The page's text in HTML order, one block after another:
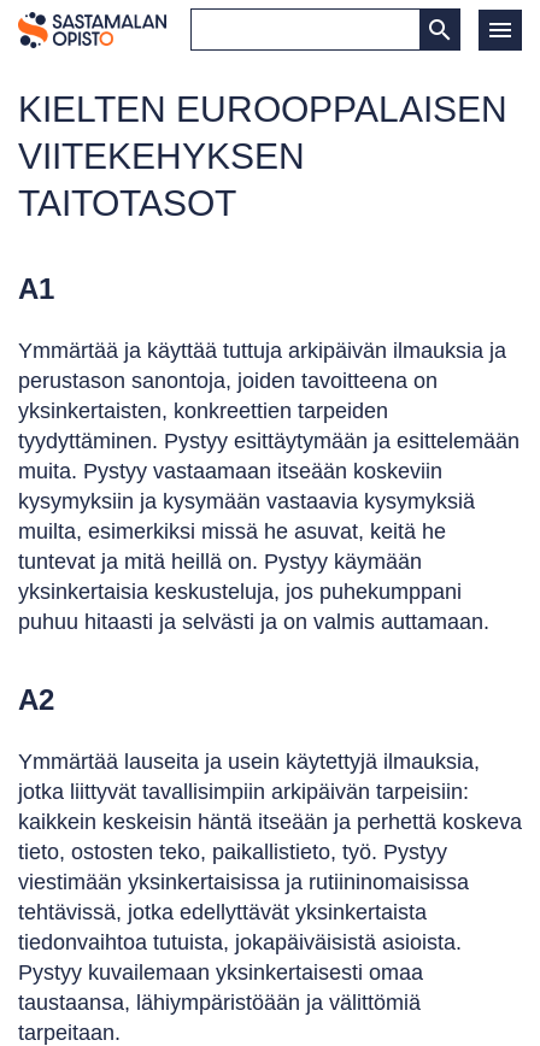
KIELTEN EUROOPPALAISEN
VIITEKEHYKSEN
TAITOTASOT
A1
Ymmärtää ja käyttää tuttuja arkipäivän ilmauksia ja
perustason sanontoja, joiden tavoitteena on
yksinkertaisten, konkreettien tarpeiden
tyydyttäminen. Pystyy esittäytymään ja esittelemään
muita. Pystyy vastaamaan itseään koskeviin
kysymyksiin ja kysymään vastaavia kysymyksiä
muilta, esimerkiksi missä he asuvat, keitä he
tuntevat ja mitä heillä on. Pystyy käymään
yksinkertaisia keskusteluja, jos puhekumppani
puhuu hitaasti ja selvästi ja on valmis auttamaan.
A2
Ymmärtää lauseita ja usein käytettyjä ilmauksia,
jotka liittyvät tavallisimpiin arkipäivän tarpeisiin:
kaikkein keskeisin häntä itseään ja perhettä koskeva
tieto, ostosten teko, paikallistieto, työ. Pystyy
viestimään yksinkertaisissa ja rutiininomaisissa
tehtävissä, jotka edellyttävät yksinkertaista
tiedonvaihtoa tutuista, jokapäiväisistä asioista.
Pystyy kuvailemaan yksinkertaisesti omaa
taustaansa, lähiympäristöään ja välittömiä
tarpeitaan.